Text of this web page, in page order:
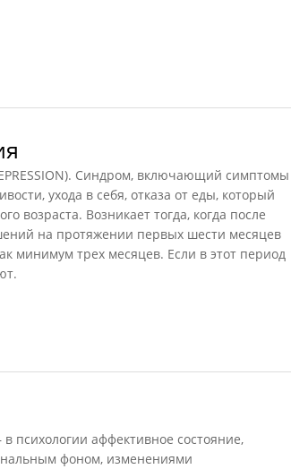
Синдром, включающий симптомы
ухода в себя, отказа от еды, который
возраста. Возникает тогда, когда после
на протяжении первых шести месяцев
минимум трех месяцев. Если в этот период
аффективное состояние,
фоном, изменениями